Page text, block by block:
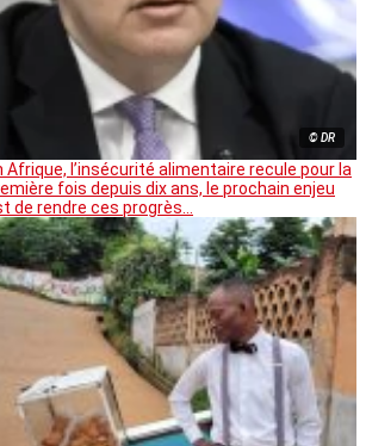
© DR
Afrique, l’insécurité alimentaire recule pour la
fois depuis dix ans, le prochain enjeu
de rendre ces progrès…